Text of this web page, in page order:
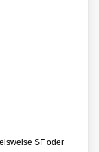
SF oder